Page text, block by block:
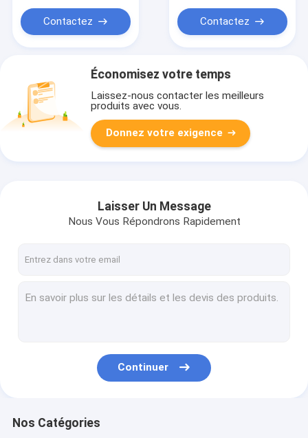
Contactez Contactez
Économisez votre temps
Laissez-nous contacter les meilleurs
produits avec vous.
Donnez votre exigence
Laisser Un Message
Nous Vous Répondrons Rapidement
Continuer
Nos Catégories